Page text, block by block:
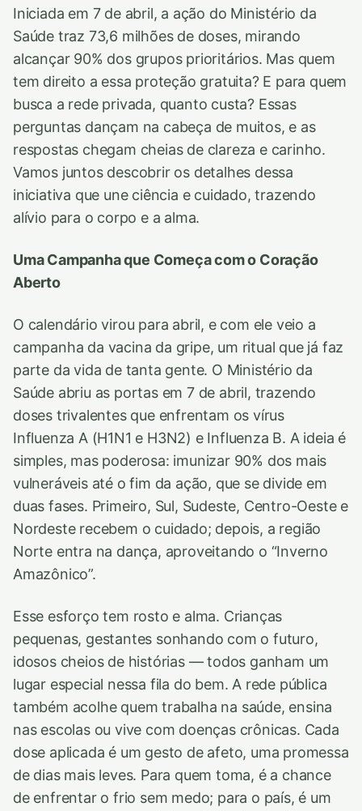
Iniciada em 7 de abril, a ação do Ministério da
Saúde traz 73,6 milhões de doses, mirando
alcançar 90% dos grupos prioritários. Mas quem
tem direito a essa proteção gratuita? E para quem
busca a rede privada, quanto custa? Essas
perguntas dançam na cabeça de muitos, e as
respostas chegam cheias de clareza e carinho.
Vamos juntos descobrir os detalhes dessa
iniciativa que une ciência e cuidado, trazendo
alívio para o corpo e a alma.
Uma Campanha que Começa com o Coração
Aberto
O calendário virou para abril, e com ele veio a
campanha da vacina da gripe, um ritual que já faz
parte da vida de tanta gente. O Ministério da
Saúde abriu as portas em 7 de abril, trazendo
doses trivalentes que enfrentam os vírus
Influenza A (H1N1 e H3N2) e Influenza B. A ideia é
simples, mas poderosa: imunizar 90% dos mais
vulneráveis até o fim da ação, que se divide em
duas fases. Primeiro, Sul, Sudeste, Centro-Oeste e
Nordeste recebem o cuidado; depois, a região
Norte entra na dança, aproveitando o “Inverno
Amazônico”.
Esse esforço tem rosto e alma. Crianças
pequenas, gestantes sonhando com o futuro,
idosos cheios de histórias — todos ganham um
lugar especial nessa fila do bem. A rede pública
também acolhe quem trabalha na saúde, ensina
nas escolas ou vive com doenças crônicas. Cada
dose aplicada é um gesto de afeto, uma promessa
de dias mais leves. Para quem toma, é a chance
de enfrentar o frio sem medo; para o país, é um